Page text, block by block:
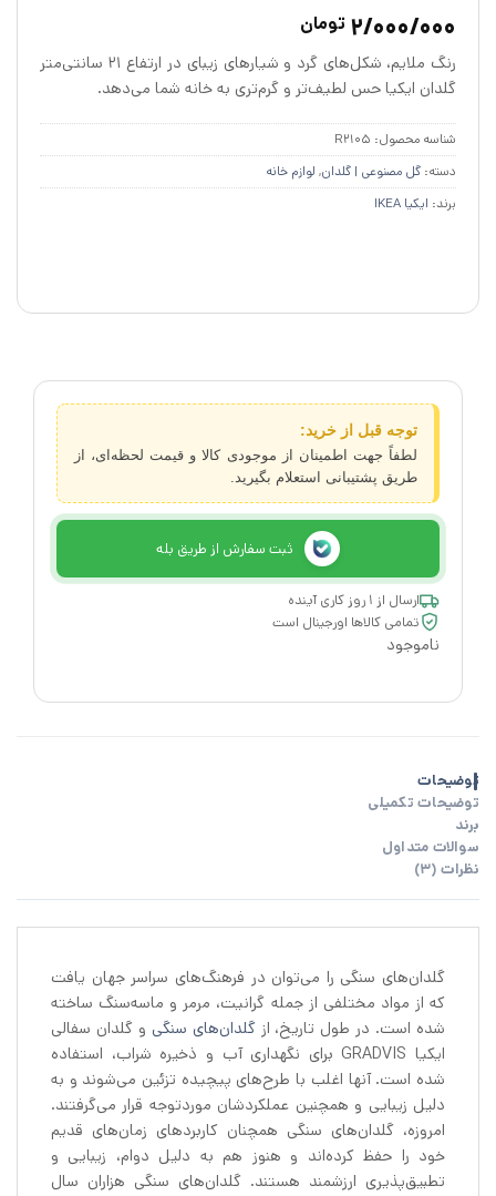
از 5 در
مشتری
2/000/000 تومان
رنگ‌ ملایم، شکل‌های گرد و شیارهای زیبای در ارتفاع 21 سانتی‌متر
گلدان ایکیا حس لطیف‌تر و گرم‌تری به خانه شما می‌دهد.
شناسه محصول: R2105
دسته: گل مصنوعی | گلدان, لوازم خانه
برند: ایکیا IKEA
توجه قبل از خرید:
لطفاً جهت اطمینان از موجودی کالا و قیمت لحظه‌ای، از
طریق پشتیبانی استعلام بگیرید.
ثبت سفارش از طریق بله
ارسال از ۱ روز کاری آینده
تمامی کالاها اورجینال است
ناموجود
توضیحات
توضیحات تکمیلی
برند
سوالات متداول
نظرات (3)
گلدان‌های سنگی را می‌توان در فرهنگ‌های سراسر جهان یافت
که از مواد مختلفی از جمله گرانیت، مرمر و ماسه‌سنگ ساخته
شده است. در طول تاریخ، ازگلدان‌های سنگی و گلدان سفالی
ایکیا GRADVIS برای نگهداری آب و ذخیره شراب، استفاده
شده است. آنها اغلب با طرح‌های پیچیده تزئین می‌شوند و به
دلیل زیبایی و همچنین عملکردشان موردتوجه قرار می‌گرفتند.
امروزه، گلدان‌های سنگی همچنان کاربردهای زمان‌های قدیم
خود را حفظ کرده‌اند و هنوز هم به دلیل دوام، زیبایی و
تطبیق‌پذیری ارزشمند هستند. گلدان‌های سنگی هزاران سال